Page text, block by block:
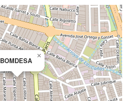
BOMDESA
×